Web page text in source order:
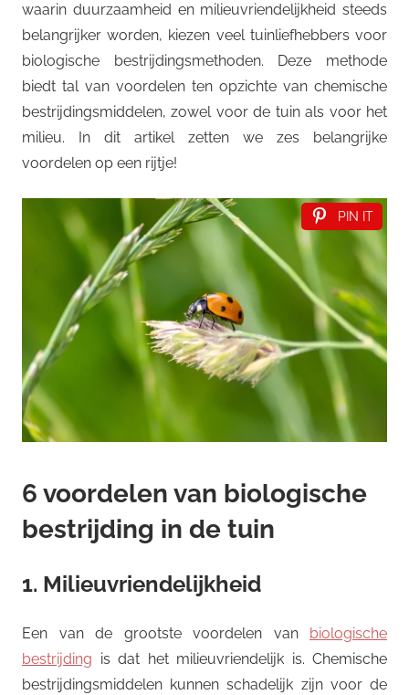
waarin duurzaamheid en milieuvriendelijkheid steeds
belangrijker worden, kiezen veel tuinliefhebbers voor
biologische bestrijdingsmethoden. Deze methode
biedt tal van voordelen ten opzichte van chemische
bestrijdingsmiddelen, zowel voor de tuin als voor het
milieu. In dit artikel zetten we zes belangrijke
voordelen op een rijtje!
PIN IT
6 voordelen van biologische
bestrijding in de tuin
1. Milieuvriendelijkheid
Een van de grootste voordelen van biologische
bestrijding is dat het milieuvriendelijk is. Chemische
bestrijdingsmiddelen kunnen schadelijk zijn voor de